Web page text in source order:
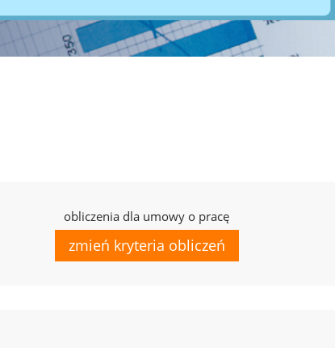
obliczenia dla umowy o pracę
zmień kryteria obliczeń